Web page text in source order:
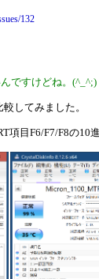
132
ですけどね。(^_^;)
してみました。
項目F6/F7/F8の10